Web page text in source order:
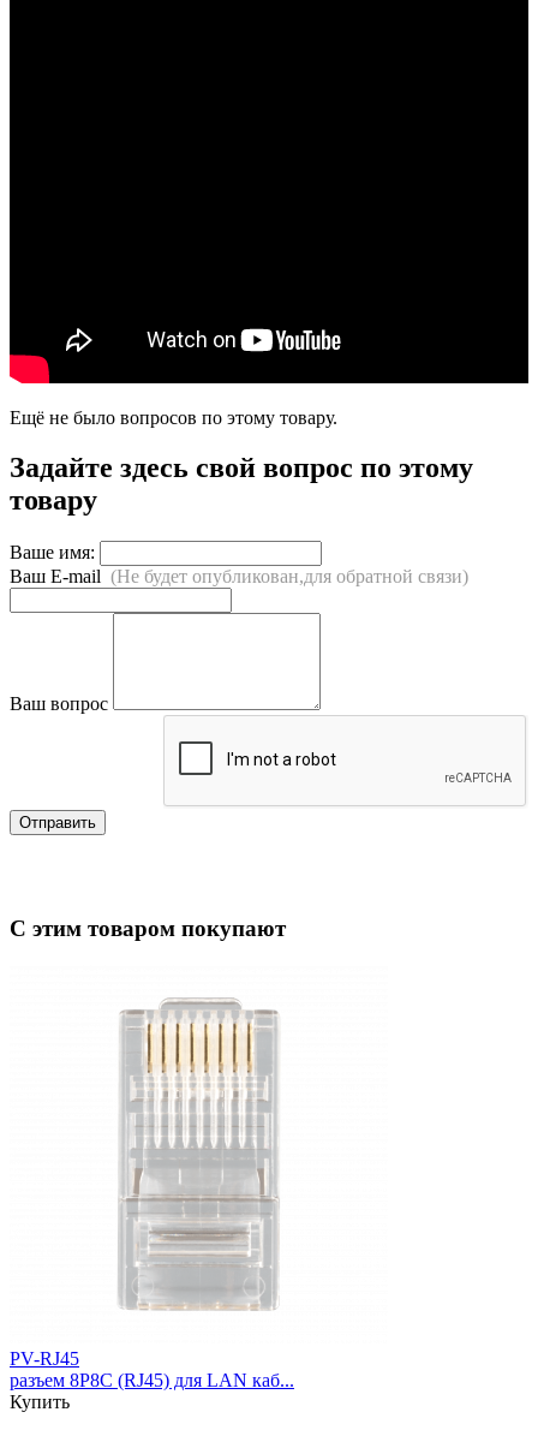
Ещё не было вопросов по этому товару.
Задайте здесь свой вопрос по этому
товару
Ваше имя:
Ваш E-mail (Не будет опубликован,для обратной связи)
Ваш вопрос
Отправить
С этим товаром покупают
PV-RJ45
разъем 8P8C (RJ45) для LAN каб...
Купить